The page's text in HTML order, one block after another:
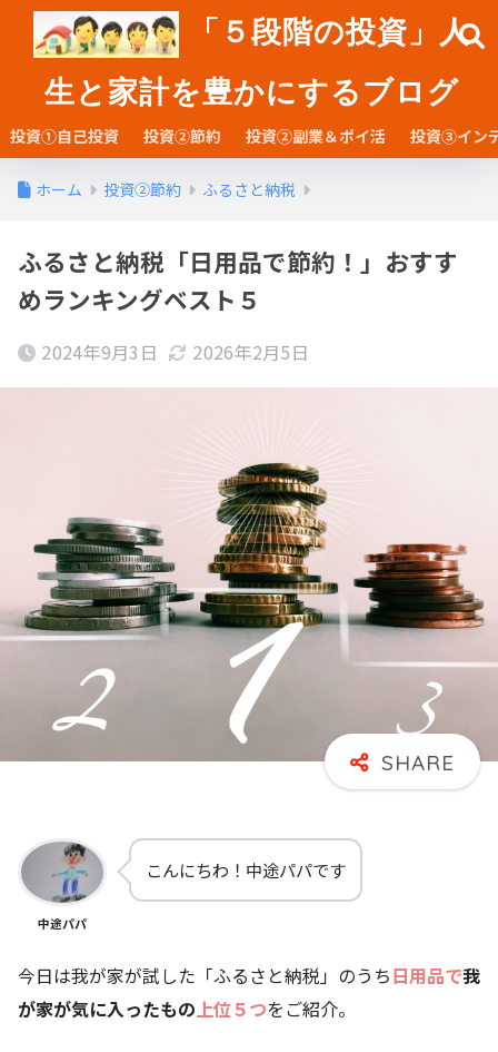
「５段階の投資」人
生と家計を豊かにするブログ
投資①自己投資 投資②節約 投資②副業＆ポイ活 投資③イン
ホーム 投資②節約 ふるさと納税
ふるさと納税「日用品で節約！」おすす
めランキングベスト５
2024年9月3日 2026年2月5日
中途パパ
こんにちわ！中途パパです
今日は我が家が試した「ふるさと納税」のうち日用品で我
が家が気に入ったもの上位５つをご紹介。